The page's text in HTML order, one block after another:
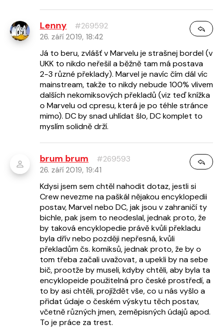
Lenny
#269592
26. září 2019, 18:42
Já to beru, zvlášť v Marvelu je strašnej bordel (v
UKK to nikdo neřešil a běžně tam má postava
2-3 různé překlady). Marvel je navíc čím dál víc
mainstream, takže to nikdy nebude 100% vlivem
dalších nekomiksových překladů (viz teď knížka
o Marvelu od cpresu, která je po téhle stránce
mimo). DC by snad uhlídat šlo, DC komplet to
myslím solidně drží.
brum brum
#269593
26. září 2019, 19:41
Kdysi jsem sem chtěl nahodit dotaz, jestli si
Crew nevezme na paškál nějakou encyklopedii
postav, Marvel nebo DC, jak jsou v zahraničí ty
bichle, pak jsem to neodeslal, jednak proto, že
by taková encyklopedie právě kvůli překladu
byla dřív nebo později nepřesná, kvůli
překladům čs. komiksů, jednak proto, že by o
tom třeba začali uvažovat, a upekli by na sebe
bič, prootže by museli, kdyby chtěli, aby byla ta
encyklopeide použitelná pro české prostředí, a
to by asi chtěli, projíždět vše, co u nás vyšlo a
přidat údaje o českém výskytu těch postav,
včetně různých jmen, zeměpisných údajů apod.
To je práce za trest.